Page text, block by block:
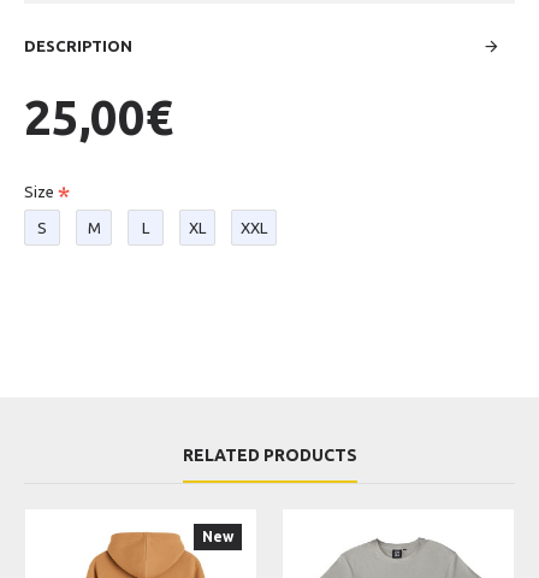
DESCRIPTION
25,00€
Size
S M L XL XXL
RELATED PRODUCTS
New